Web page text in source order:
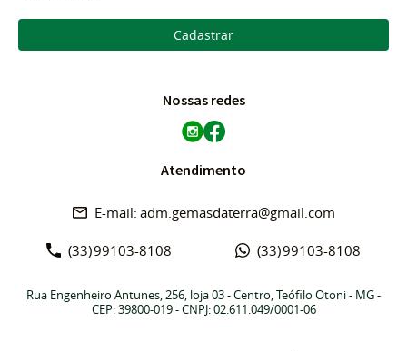
Cadastrar
Nossas redes
Atendimento
(33)99103-8108 (33)99103-8108
adm.gemasdaterra@gmail.com
Rua Engenheiro Antunes, 256, loja 03-Centro, Teófilo Otoni- MG-
CEP: 39800-019- CNPJ: 02.611.049/0001-06